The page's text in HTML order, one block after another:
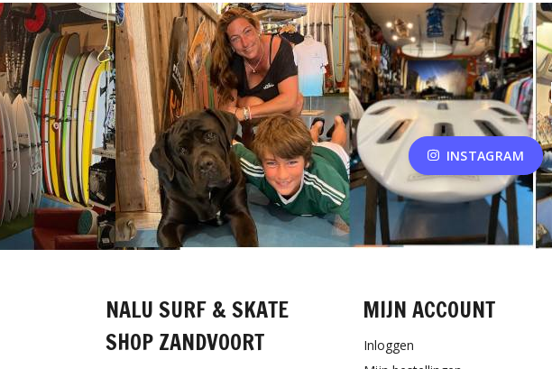
INSTAGRAM
NALU SURF & SKATE
SHOP ZANDVOORT
MIJN ACCOUNT
Inloggen